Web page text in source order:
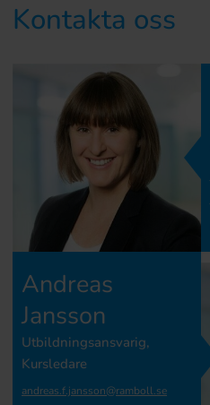
Kontakta oss
Andreas
Jansson
Utbildningsansvarig,
Kursledare
andreas.f.jansson@ramboll.se